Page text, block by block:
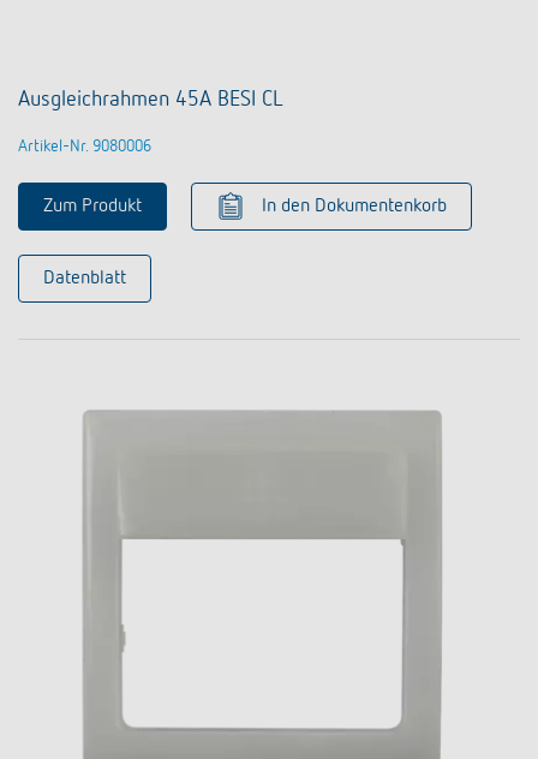
Ausgleichrahmen 45A BESI CL
Artikel-Nr. 9080006
Zum Produkt In den Dokumentenkorb
Datenblatt